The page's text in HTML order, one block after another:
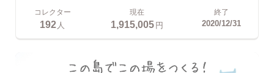
コレクター
192人
現在
1,915,005円
終了
2020/12/31